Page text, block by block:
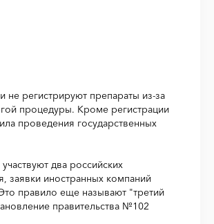
не регистрируют препараты из-за
процедуры. Кроме регистрации
проведения государственных
два российских
заявки иностранных компаний
правило еще называют "третий
правительства №102